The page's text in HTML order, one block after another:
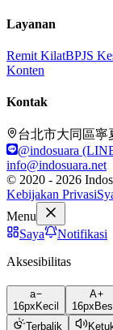
Layanan
Remit KilatBPJS
Konten
Kontak
台北市大同區寧
@indosuara
info@indosuara.net
© 2020 - 2026
Kebijakan Privasi
Menu
Saya
Notifikasi
Aksesibilitas
a
16px Kecil
A
16px
Terbalik